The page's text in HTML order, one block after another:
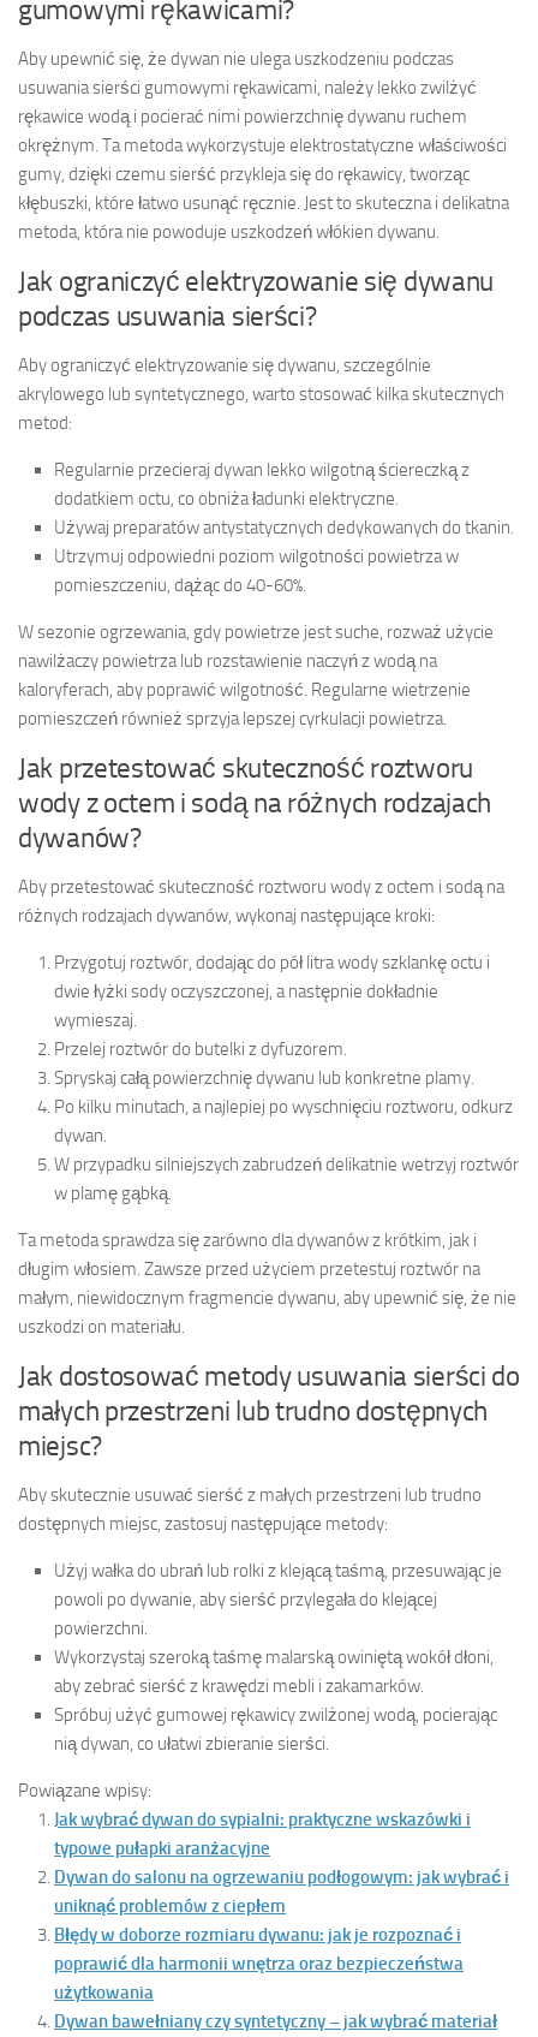
gumowymi rękawicami?
Aby upewnić się, że dywan nie ulega uszkodzeniu podczas
usuwania sierści gumowymi rękawicami, należy lekko zwilżyć
rękawice wodą i pocierać nimi powierzchnię dywanu ruchem
okrężnym. Ta metoda wykorzystuje elektrostatyczne właściwości
gumy, dzięki czemu sierść przykleja się do rękawicy, tworząc
kłębuszki, które łatwo usunąć ręcznie. Jest to skuteczna i delikatna
metoda, która nie powoduje uszkodzeń włókien dywanu.
Jak ograniczyć elektryzowanie się dywanu
podczas usuwania sierści?
Aby ograniczyć elektryzowanie się dywanu, szczególnie
akrylowego lub syntetycznego, warto stosować kilka skutecznych
metod:
Regularnie przecieraj dywan lekko wilgotną ściereczką z
dodatkiem octu, co obniża ładunki elektryczne.
Używaj preparatów antystatycznych dedykowanych do tkanin.
Utrzymuj odpowiedni poziom wilgotności powietrza w
pomieszczeniu, dążąc do 40-60%.
W sezonie ogrzewania, gdy powietrze jest suche, rozważ użycie
nawilżaczy powietrza lub rozstawienie naczyń z wodą na
kaloryferach, aby poprawić wilgotność. Regularne wietrzenie
pomieszczeń również sprzyja lepszej cyrkulacji powietrza.
Jak przetestować skuteczność roztworu
wody z octem i sodą na różnych rodzajach
dywanów?
Aby przetestować skuteczność roztworu wody z octem i sodą na
różnych rodzajach dywanów, wykonaj następujące kroki:
Przygotuj roztwór, dodając do pół litra wody szklankę octu i
dwie łyżki sody oczyszczonej, a następnie dokładnie
wymieszaj.
Przelej roztwór do butelki z dyfuzorem.
Spryskaj całą powierzchnię dywanu lub konkretne plamy.
Po kilku minutach, a najlepiej po wyschnięciu roztworu, odkurz
dywan.
W przypadku silniejszych zabrudzeń delikatnie wetrzyj roztwór
w plamę gąbką.
Ta metoda sprawdza się zarówno dla dywanów z krótkim, jak i
długim włosiem. Zawsze przed użyciem przetestuj roztwór na
małym, niewidocznym fragmencie dywanu, aby upewnić się, że nie
uszkodzi on materiału.
Jak dostosować metody usuwania sierści do
małych przestrzeni lub trudno dostępnych
miejsc?
Aby skutecznie usuwać sierść z małych przestrzeni lub trudno
dostępnych miejsc, zastosuj następujące metody:
Użyj wałka do ubrań lub rolki z klejącą taśmą, przesuwając je
powoli po dywanie, aby sierść przylegała do klejącej
powierzchni.
Wykorzystaj szeroką taśmę malarską owiniętą wokół dłoni,
aby zebrać sierść z krawędzi mebli i zakamarków.
Spróbuj użyć gumowej rękawicy zwilżonej wodą, pocierając
nią dywan, co ułatwi zbieranie sierści.
Powiązane wpisy:
Jak wybrać dywan do sypialni: praktyczne wskazówki i
typowe pułapki aranżacyjne
Dywan do salonu na ogrzewaniu podłogowym: jak wybrać i
uniknąć problemów z ciepłem
Błędy w doborze rozmiaru dywanu: jak je rozpoznać i
poprawić dla harmonii wnętrza oraz bezpieczeństwa
użytkowania
Dywan bawełniany czy syntetyczny – jak wybrać materiał